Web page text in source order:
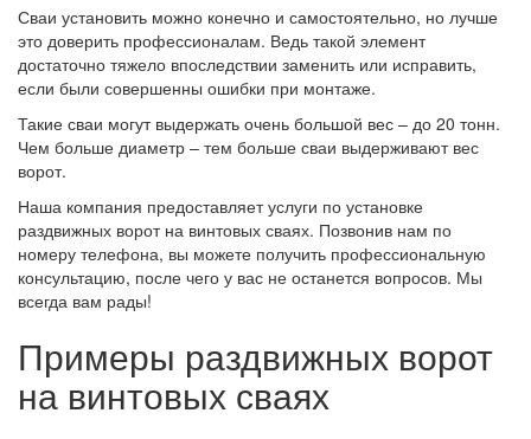
Сваи установить можно конечно и самостоятельно, но лучше
это доверить профессионалам. Ведь такой элемент
достаточно тяжело впоследствии заменить или исправить,
если были совершенны ошибки при монтаже.
Такие сваи могут выдержать очень большой вес – до 20 тонн.
Чем больше диаметр – тем больше сваи выдерживают вес
ворот.
Наша компания предоставляет услуги по установке
раздвижных ворот на винтовых сваях. Позвонив нам по
номеру телефона, вы можете получить профессиональную
консультацию, после чего у вас не останется вопросов. Мы
всегда вам рады!
Примеры раздвижных ворот
на винтовых сваях